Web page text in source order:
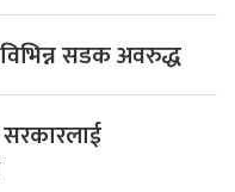
सडक अवरुद्ध